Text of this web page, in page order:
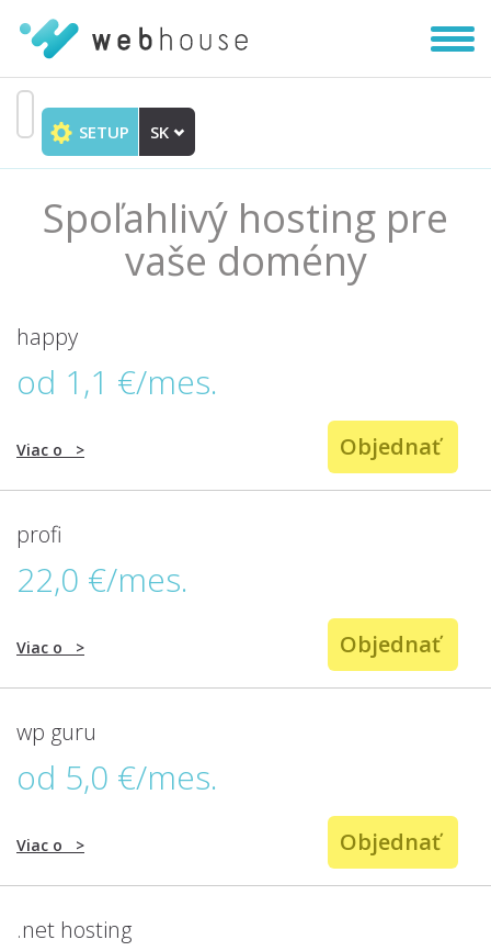
na
|
Skryť
SETUP SK
Spoľahlivý hosting pre
vaše domény
happy
od 1,1 €/mes.
Objednať
Viac o >
profi
22,0 €/mes.
Objednať
Viac o >
wp guru
od 5,0 €/mes.
Objednať
Viac o >
.net hosting